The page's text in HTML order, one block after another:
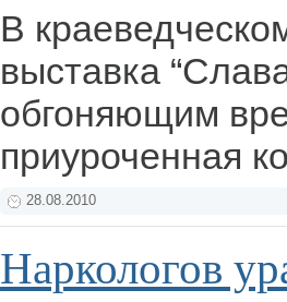
В
выставка
обгоняющим
приуроченная
28.08.2010
Наркологов